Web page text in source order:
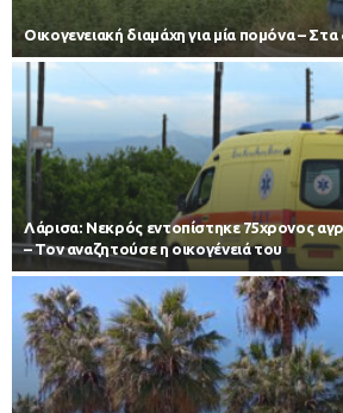
Οικογενειακή διαμάχη για μία πομόνα – Στα
Λάρισα: Νεκρός εντοπίστηκε 75χρονος
– Toν αναζητούσε η οικογένειά του